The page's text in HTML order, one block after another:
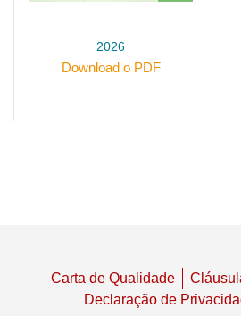
2026
Download o PDF
Carta de Qualidade
Declaração de